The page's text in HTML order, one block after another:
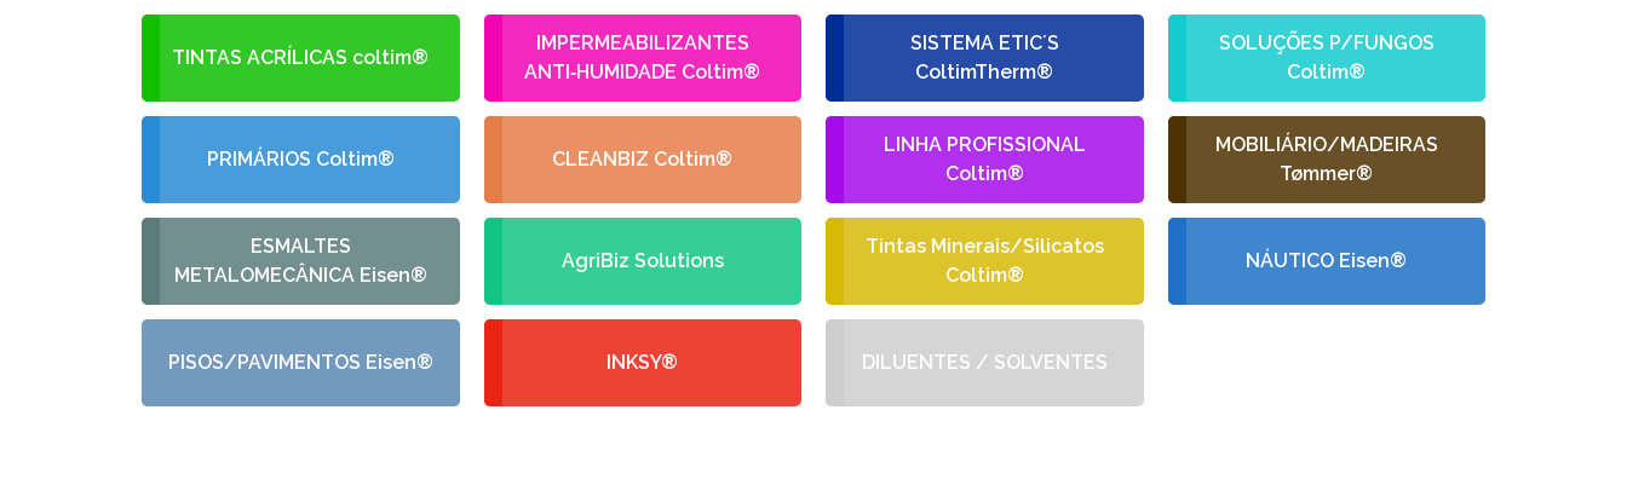
TINTAS ACRÍLICAS coltim®
PRIMÁRIOS Coltim®
ESMALTES
METALOMECÂNICA Eisen®
PISOS/PAVIMENTOS Eisen®
IMPERMEABILIZANTES
ANTI‑HUMIDADE Coltim®
CLEANBIZ Coltim®
AgriBiz Solutions
INKSY®
SISTEMA ETIC´S
ColtimTherm®
LINHA PROFISSIONAL
Coltim®
Tintas Minerais/Silicatos
Coltim®
DILUENTES / SOLVENTES
SOLUÇÕES P/FUNGOS
Coltim®
MOBILIÁRIO/MADEIRAS
Tømmer®
NÁUTICO Eisen®